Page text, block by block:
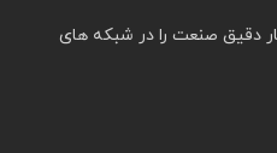
دقیق صنعت را در شبکه های